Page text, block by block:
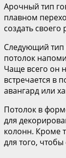
Арочный тип
плавном
создать своего
Следующий тип
потолок
Чаще всего он
встречается в
авангард или
Потолок в
для
колонн. Кроме
для того,